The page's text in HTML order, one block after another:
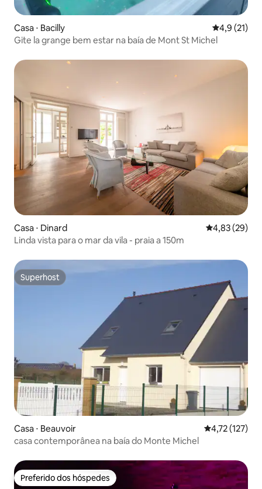
Casa ⋅ Bacilly 4,9 de uma
4,9 (21)
Gite la grange bem estar na baía de Mont St Michel
Casa ⋅ Dinard 4,83 de uma
4,83 (29)
Linda vista para o mar da vila - praia a 150m
Superhost
Superhost
Casa ⋅ Beauvoir 4,72 de uma
4,72 (127)
casa contemporânea na baía do Monte Michel
Preferido dos hóspedes
Preferido dos hóspedes